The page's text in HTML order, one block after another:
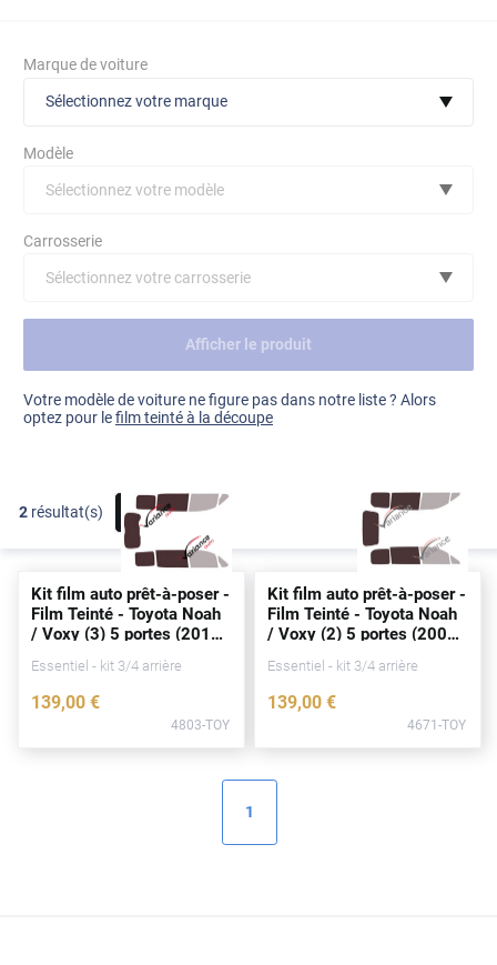
Marque de voiture
Sélectionnez votre marque
Ford
Hyundai
Land Rover
Mini
Modèle
Sélectionnez votre modèle
Carrosserie
Sélectionnez votre carrosserie
Voir tout
Afficher le produit
Votre modèle de voiture ne figure pas dans notre liste ? Alors
optez pour lefilm teinté à la découpe
2 résultat(s) FILTRER
Kit film auto prêt-à-poser -
Film Teinté - Toyota Noah
/ Voxy (3) 5portes (2014
Essentiel - kit 3/4 arrière
139,00 €
4803-TOY
Kit film auto prêt-à-poser -
Film Teinté - Toyota Noah
/ Voxy (2) 5portes (2007
Essentiel - kit 3/4 arrière
139,00 €
4671-TOY
1